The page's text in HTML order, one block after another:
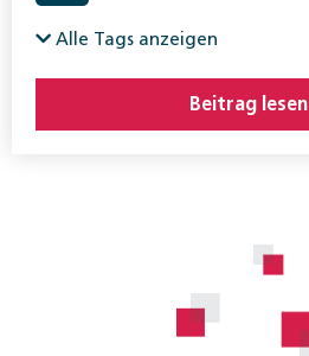
Alle Tags anzeigen
Beitrag lesen